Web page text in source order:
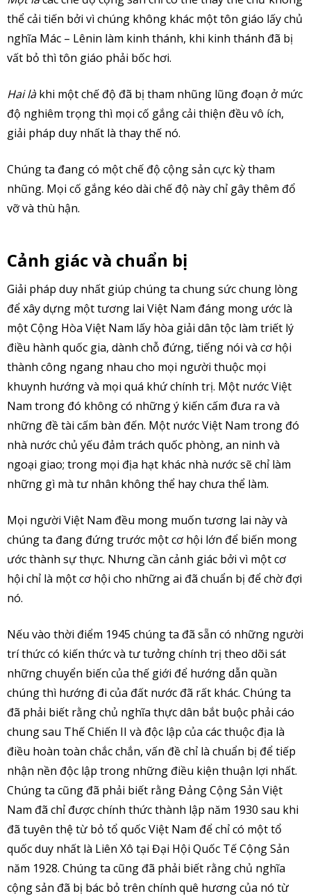
thể cải tiến bởi vì chúng không khác một tôn giáo lấy chủ
nghĩa Mác – Lênin làm kinh thánh, khi kinh thánh đã bị
vất bỏ thì tôn giáo phải bốc hơi.
Hai làkhi một chế độ đã bị tham nhũng lũng đoạn ở mức
độ nghiêm trọng thì mọi cố gắng cải thiện đều vô ích,
giải pháp duy nhất là thay thế nó.
Chúng ta đang có một chế độ cộng sản cực kỳ tham
nhũng. Mọi cố gắng kéo dài chế độ này chỉ gây thêm đổ
vỡ và thù hận.
Cảnh giác và chuẩn bị
Giải pháp duy nhất giúp chúng ta chung sức chung lòng
để xây dựng một tương lai Việt Nam đáng mong ước là
một Cộng Hòa Việt Nam lấy hòa giải dân tộc làm triết lý
điều hành quốc gia, dành chỗ đứng, tiếng nói và cơ hội
thành công ngang nhau cho mọi người thuộc mọi
khuynh hướng và mọi quá khứ chính trị. Một nước Việt
Nam trong đó không có những ý kiến cấm đưa ra và
những đề tài cấm bàn đến. Một nước Việt Nam trong đó
nhà nước chủ yếu đảm trách quốc phòng, an ninh và
ngoại giao; trong mọi địa hạt khác nhà nước sẽ chỉ làm
những gì mà tư nhân không thể hay chưa thể làm.
Mọi người Việt Nam đều mong muốn tương lai này và
chúng ta đang đứng trước một cơ hội lớn để biến mong
ước thành sự thực. Nhưng cần cảnh giác bởi vì một cơ
hội chỉ là một cơ hội cho những ai đã chuẩn bị để chờ đợi
nó.
Nếu vào thời điểm 1945 chúng ta đã sẵn có những người
trí thức có kiến thức và tư tưởng chính trị theo dõi sát
những chuyển biến của thế giới để hướng dẫn quần
chúng thì hướng đi của đất nước đã rất khác. Chúng ta
đã phải biết rằng chủ nghĩa thực dân bắt buộc phải cáo
chung sau Thế Chiến II và độc lập của các thuộc địa là
điều hoàn toàn chắc chắn, vấn đề chỉ là chuẩn bị để tiếp
nhận nền độc lập trong những điều kiện thuận lợi nhất.
Chúng ta cũng đã phải biết rằng Đảng Cộng Sản Việt
Nam đã chỉ được chính thức thành lập năm 1930 sau khi
đã tuyên thệ từ bỏ tổ quốc Việt Nam để chỉ có một tổ
quốc duy nhất là Liên Xô tại Đại Hội Quốc Tế Cộng Sản
năm 1928. Chúng ta cũng đã phải biết rằng chủ nghĩa
cộng sản đã bị bác bỏ trên chính quê hương của nó từ